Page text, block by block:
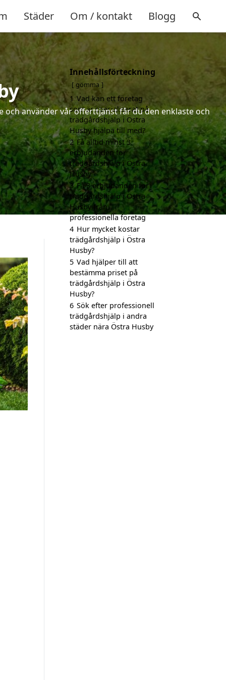
Städer Om / kontakt Blogg
använder vår offerttjänst får du den enklaste och
Innehållsförteckning
gömma
1 Vad kan ett företag
som är specialiserat på
trädgårdshjälp i Östra
Husby hjälpa till med?
2 Få alltid minst 3
erbjudanden för
trädgårdshjälp i Östra
Husby
3 Få 3 erbjudanden för
trädgårdshjälp i Östra
Husby från
professionella företag
4 Hur mycket kostar
trädgårdshjälp i Östra
Husby?
5 Vad hjälper till att
bestämma priset på
trädgårdshjälp i Östra
Husby?
6 Sök efter professionell
trädgårdshjälp i andra
städer nära Östra Husby